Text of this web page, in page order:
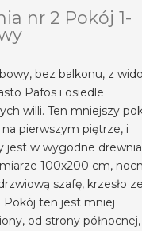
nr 2 Pokój 1-
bez balkonu, z
Pafos i osiedle
willi. Ten mniejszy
na pierwszym piętrze, i
jest w wygodne
100x200 cm,
szafę, krzesło ze
Pokój ten jest mniej
od strony północnej,